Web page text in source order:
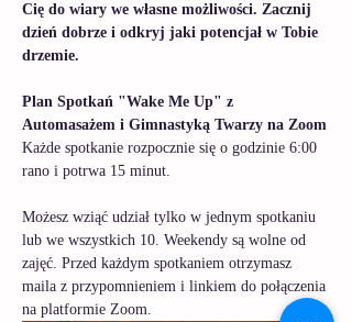
Cię do wiary we własne możliwości. Zacznij
dzień dobrze i odkryj jaki potencjał w Tobie
drzemie.
Plan Spotkań "Wake Me Up" z
Automasażem i Gimnastyką Twarzy na Zoom
Każde spotkanie rozpocznie się o godzinie 6:00
rano i potrwa 15 minut.
Możesz wziąć udział tylko w jednym spotkaniu
lub we wszystkich 10. Weekendy są wolne od
zajęć. Przed każdym spotkaniem otrzymasz
maila z przypomnieniem i linkiem do połączenia
na platformie Zoom.